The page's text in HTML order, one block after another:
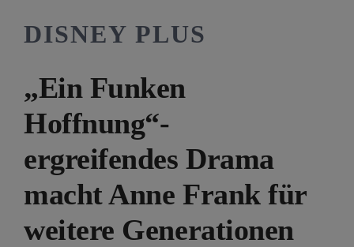
DISNEY PLUS
„Ein Funken
Hoffnung“-
ergreifendes Drama
macht Anne Frank für
weitere Generationen